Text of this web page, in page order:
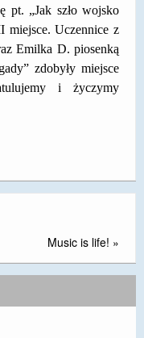
– ROZWÓJ
pt. „Jak szło wojsko
miejsce. Uczennice z
Emilka D. piosenką
zdobyły miejsce
i życzymy
Music is life! »